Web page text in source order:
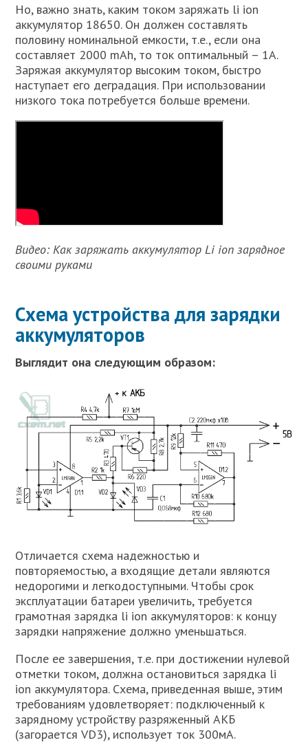
Но, важно знать, каким током заряжать li ion
аккумулятор 18650. Он должен составлять
половину номинальной емкости, т.е., если она
составляет 2000 mAh, то ток оптимальный – 1А.
Заряжая аккумулятор высоким током, быстро
наступает его деградация. При использовании
низкого тока потребуется больше времени.
Видео: Как заряжать аккумулятор Li ion зарядное
своими руками
Схема устройства для зарядки
аккумуляторов
Выглядит она следующим образом:
Отличается схема надежностью и
повторяемостью, а входящие детали являются
недорогими и легкодоступными. Чтобы срок
эксплуатации батареи увеличить, требуется
грамотная зарядка li ion аккумуляторов: к концу
зарядки напряжение должно уменьшаться.
После ее завершения, т.е. при достижении нулевой
отметки током, должна остановиться зарядка li
ion аккумулятора. Схема, приведенная выше, этим
требованиям удовлетворяет: подключенный к
зарядному устройству разряженный АКБ
(загорается VD3), использует ток 300мА.